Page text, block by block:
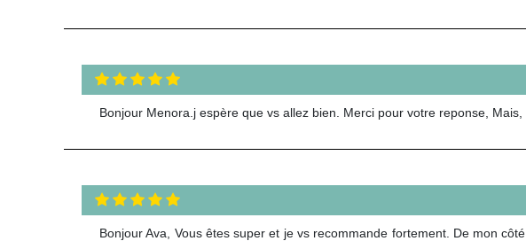
Bonjour Menora.j espère que vs allez bien. Merci pour votre reponse,
Bonjour Ava, Vous êtes super et je vs recommande fortement. De mon